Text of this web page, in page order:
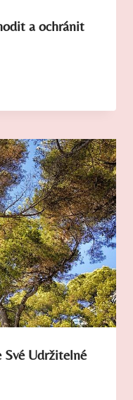
a ochránit
Své Udržitelné